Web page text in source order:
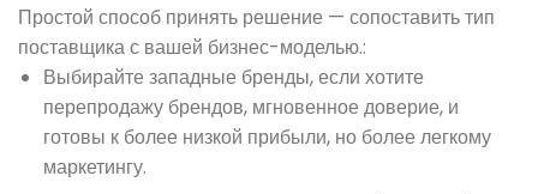
Простой способ принять решение — сопоставить тип
поставщика с вашей бизнес-моделью.:
Выбирайте западные бренды, если хотите
перепродажу брендов, мгновенное доверие, и
готовы к более низкой прибыли, но более легкому
маркетингу.